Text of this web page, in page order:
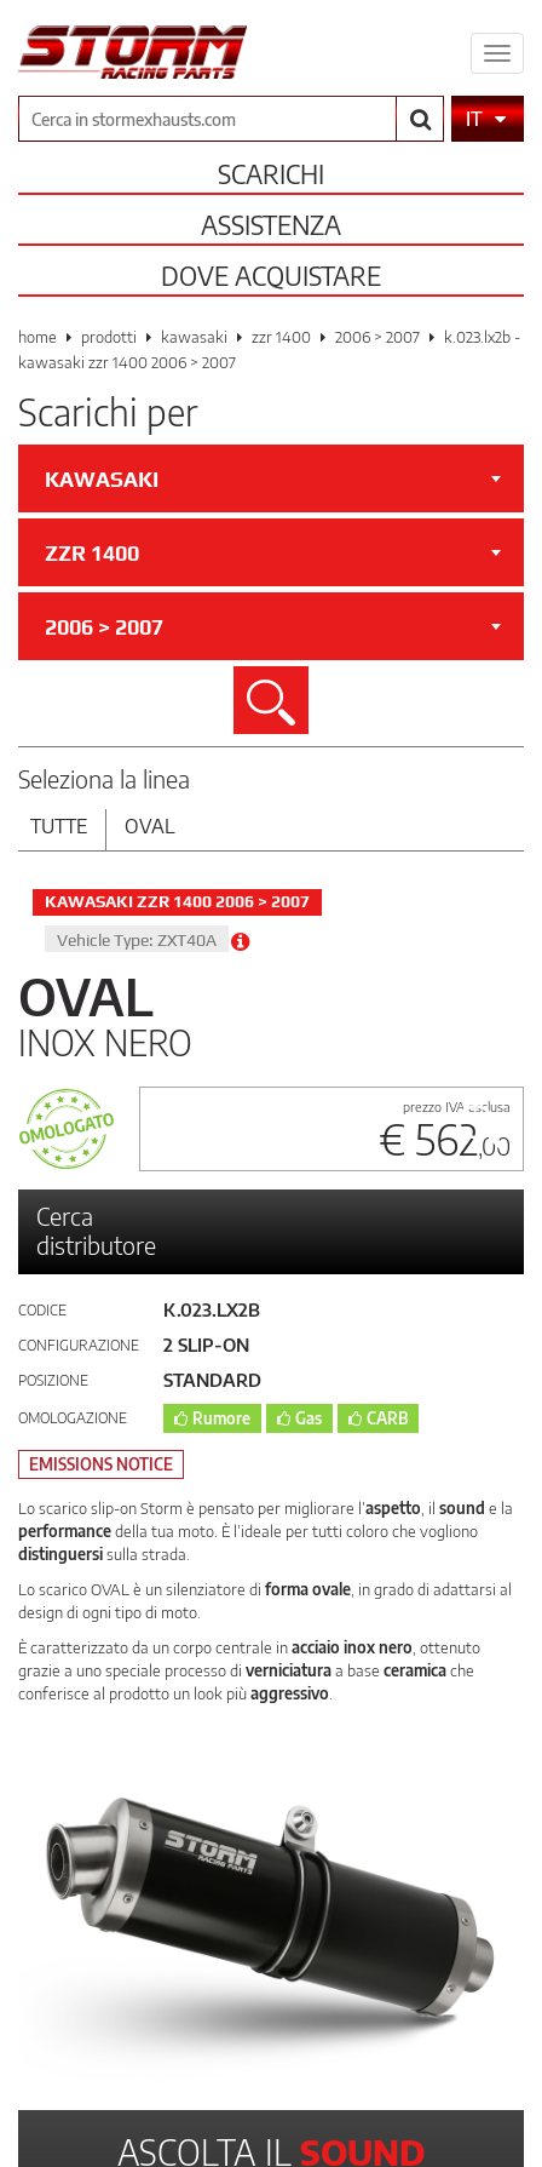
il
CercaIT
SCARICHI
ASSISTENZA
DOVE ACQUISTARE
home prodotti kawasaki zzr 1400 2006 > 2007
k.023.lx2b -
kawasaki zzr 1400 2006 > 2007
Scarichi per
KAWASAKI
ZZR 1400
2006 > 2007
Cerca
Seleziona la linea
TUTTE OVAL
KAWASAKI ZZR 1400 2006 > 2007
Vehicle Type: ZXT40A
OVAL
INOX NERO
prezzo IVA esclusa
€ 562,00
Cerca
distributore
CODICE K.023.LX2B
CONFIGURAZIONE 2 SLIP-ON
POSIZIONE STANDARD
OMOLOGAZIONE Rumore Gas CARB
EMISSIONS NOTICE
Lo scarico slip-on Storm è pensato per migliorare l’aspetto , il sound e la
performancedella tua moto. È l’ideale per tutti coloro che vogliono
distinguersisulla strada.
Lo scarico OVAL è un silenziatore di forma ovale , in grado di adattarsi al
design di ogni tipo di moto.
È caratterizzato da un corpo centrale inacciaio inox nero , ottenuto
grazie a uno speciale processo di verniciaturaa base ceramicache
conferisce al prodotto un look piùaggressivo
ASCOLTA IL SOUND